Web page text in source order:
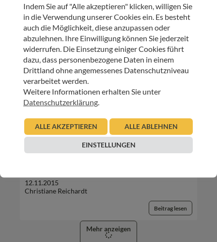
Sonja Prieth
Beitrag lesen
Hildegard-Teuschl-Preis an IFF-THG-
12.11.2015
Christiane Reichardt
Beitrag lesen
Mehr anzeigen
Indem Sie auf "Alle akzeptieren" klicken, willigen Sie
in die Verwendung unserer Cookies ein. Es besteht
auch die Möglichkeit, diese anzupassen oder
abzulehnen. Ihre Einwilligung können Sie jederzeit
widerrufen. Die Einsetzung einiger Cookies führt
dazu, dass personenbezogene Daten in einem
Drittland ohne angemessenes Datenschutzniveau
verarbeitet werden.
Weitere Informationen erhalten Sie unter
Datenschutzerklärung.
ALLE AKZEPTIEREN ALLE ABLEHNEN
EINSTELLUNGEN